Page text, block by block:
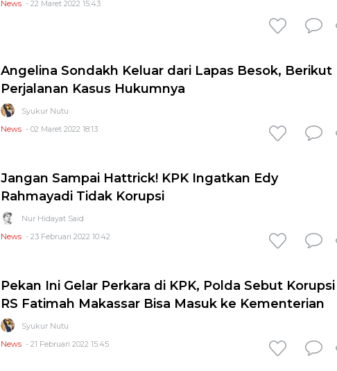
News - 22 Maret 2022 15:43
Angelina Sondakh Keluar dari Lapas Besok, Berikut
Perjalanan Kasus Hukumnya
Syukur Nutu
News - 02 Maret 2022 18:13
Jangan Sampai Hattrick! KPK Ingatkan Edy
Rahmayadi Tidak Korupsi
Nur Hidayat Said
News - 23 Februari 2022 10:42
Pekan Ini Gelar Perkara di KPK, Polda Sebut Korupsi
RS Fatimah Makassar Bisa Masuk ke Kementerian
Syukur Nutu
News - 21 Februari 2022 15:45